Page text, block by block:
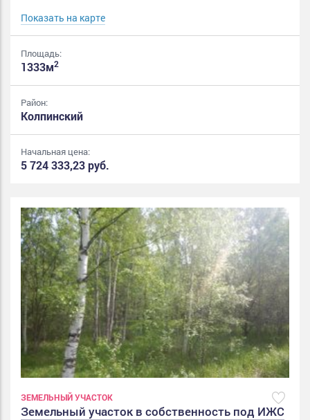
Показать на карте
Площадь:
1333м2
Район:
Колпинский
Начальная цена:
5 724 333,23 руб.
ЗЕМЕЛЬНЫЙ УЧАСТОК
Земельный участок в собственность под ИЖС